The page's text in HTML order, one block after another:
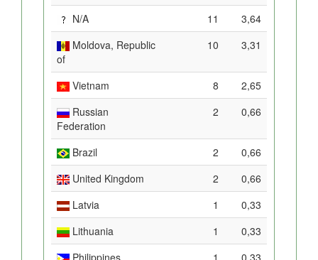
N/A
11
3,64
Moldova, Republic
of
10 3,31
Vietnam 8
2,65
Russian
Federation
2 0,66
Brazil 2
0,66
United Kingdom
2
0,66
Latvia
1
0,33
Lithuania
1
0,33
Philippines
1
0,33